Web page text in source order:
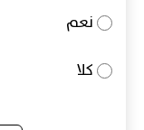
نعم
كلا